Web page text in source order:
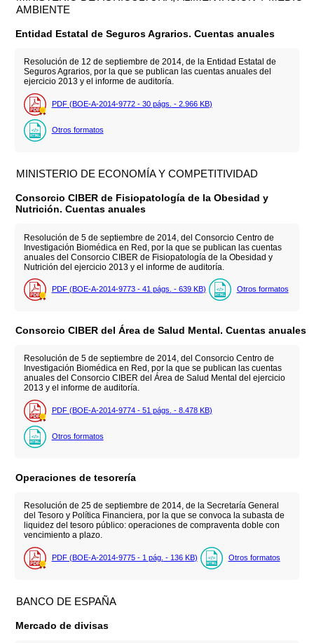
AMBIENTE
Entidad Estatal de Seguros Agrarios. Cuentas anuales
Resolución de 12 de septiembre de 2014, de la Entidad Estatal de
Seguros Agrarios, por la que se publican las cuentas anuales del
ejercicio 2013 y el informe de auditoría.
PDF (BOE-A-2014-9772 - 30 págs. - 2.966 KB)
Otros formatos
MINISTERIO DE ECONOMÍA Y COMPETITIVIDAD
Consorcio CIBER de Fisiopatología de la Obesidad y
Nutrición. Cuentas anuales
Resolución de 5 de septiembre de 2014, del Consorcio Centro de
Investigación Biomédica en Red, por la que se publican las cuentas
anuales del Consorcio CIBER de Fisiopatología de la Obesidad y
Nutrición del ejercicio 2013 y el informe de auditoría.
PDF (BOE-A-2014-9773 - 41 págs. - 639 KB) Otros formatos
Consorcio CIBER del Área de Salud Mental. Cuentas anuales
Resolución de 5 de septiembre de 2014, del Consorcio Centro de
Investigación Biomédica en Red, por la que se publican las cuentas
anuales del Consorcio CIBER del Área de Salud Mental del ejercicio
2013 y el informe de auditoría.
PDF (BOE-A-2014-9774 - 51 págs. - 8.478 KB)
Otros formatos
Operaciones de tesorería
Resolución de 25 de septiembre de 2014, de la Secretaría General
del Tesoro y Política Financiera, por la que se convoca la subasta de
liquidez del tesoro público: operaciones de compraventa doble con
vencimiento a plazo.
PDF (BOE-A-2014-9775 - 1 pág. - 136 KB) Otros formatos
BANCO DE ESPAÑA
Mercado de divisas